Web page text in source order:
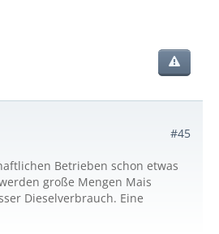
#45
Betrieben schon etwas
große Mengen Mais
Dieselverbrauch. Eine